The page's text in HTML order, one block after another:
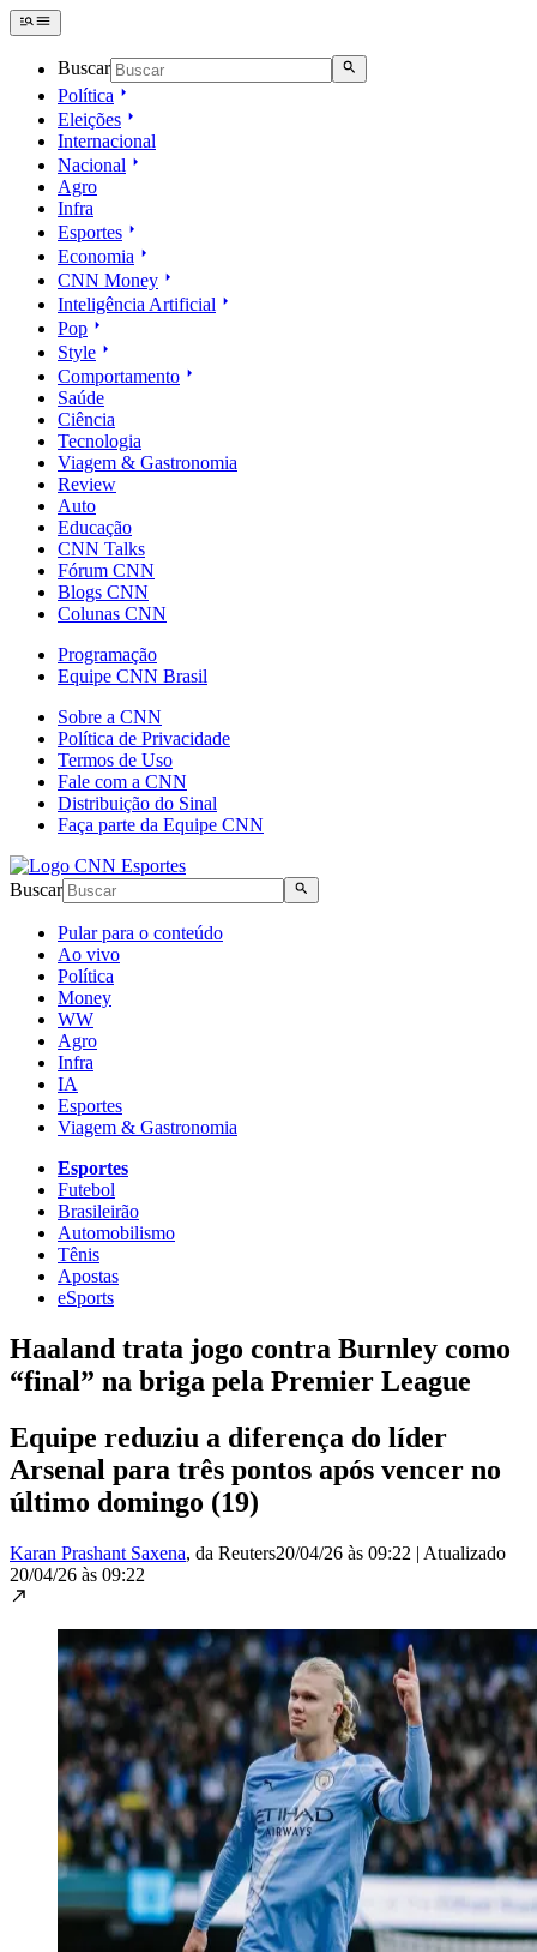
Buscar
Política
Eleições
Internacional
Nacional
Agro
Infra
Esportes
Economia
CNN Money
Inteligência Artificial
Pop
Style
Comportamento
Saúde
Ciência
Tecnologia
Viagem & Gastronomia
Review
Auto
Educação
CNN Talks
Fórum CNN
Blogs CNN
Colunas CNN
Programação
Equipe CNN Brasil
Sobre a CNN
Política de Privacidade
Termos de Uso
Fale com a CNN
Distribuição do Sinal
Faça parte da Equipe CNN
Buscar
Pular para o conteúdo
Ao vivo
Política
Money
WW
Agro
Infra
IA
Esportes
Viagem & Gastronomia
Esportes
Futebol
Brasileirão
Automobilismo
Tênis
Apostas
eSports
Haaland trata jogo contra Burnley como
“final” na briga pela Premier League
Equipe reduziu a diferença do líder
Arsenal para três pontos após vencer no
último domingo (19)
Karan Prashant Saxena, da Reuters20/04/26 às 09:22 | Atualizado
20/04/26 às 09:22